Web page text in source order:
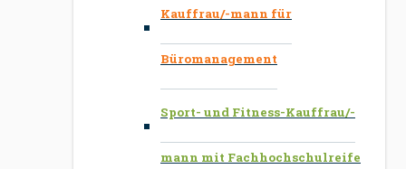
Kauffrau/-mann für
Büromanagement
Sport- und Fitness-Kauffrau/-
mann mit Fachhochschulreife